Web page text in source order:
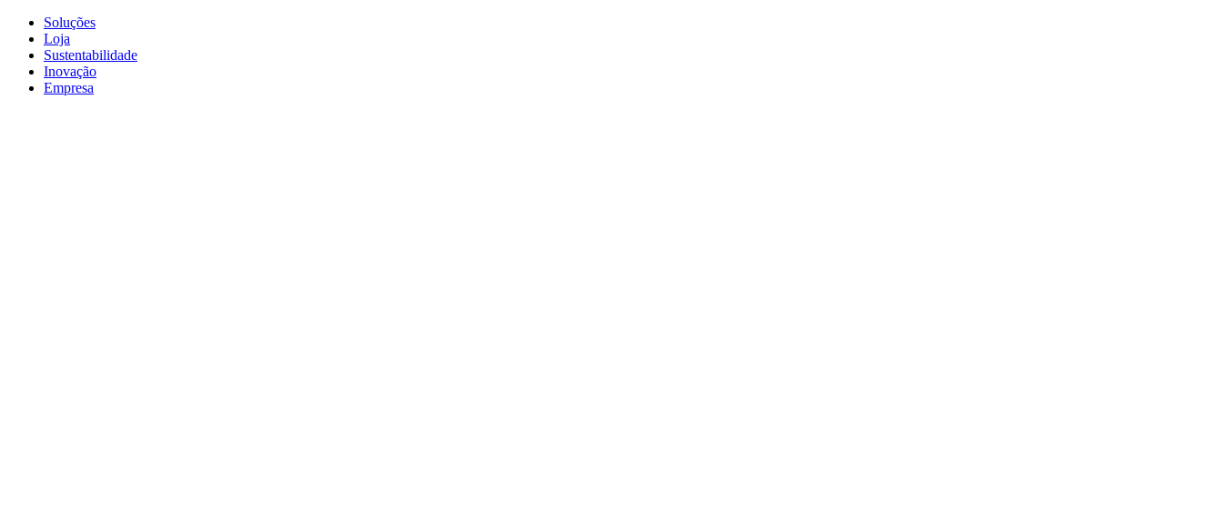
Soluções
Loja
Sustentabilidade
Inovação
Empresa